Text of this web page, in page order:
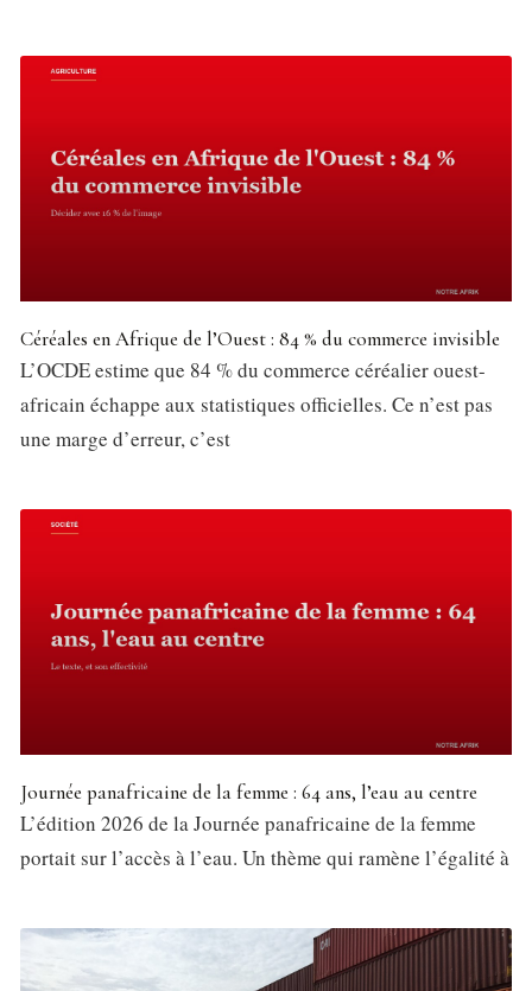
Céréales en Afrique de l’Ouest : 84 % du commerce invisible
L’OCDE estime que 84 % du commerce céréalier ouest-
africain échappe aux statistiques officielles. Ce n’est pas
une marge d’erreur, c’est
Journée panafricaine de la femme : 64 ans, l’eau au centre
L’édition 2026 de la Journée panafricaine de la femme
portait sur l’accès à l’eau. Un thème qui ramène l’égalité à